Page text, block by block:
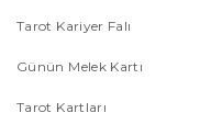
Tarot Kariyer Falı
Günün Melek Kartı
Tarot Kartları